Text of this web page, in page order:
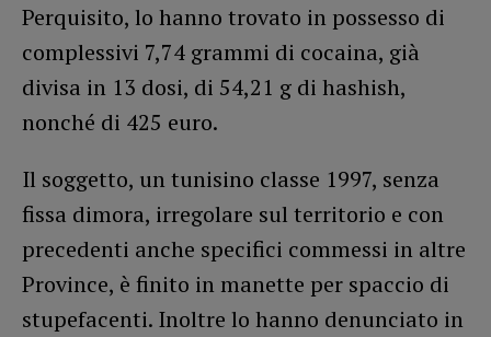
Perquisito, lo hanno trovato in possesso di
complessivi 7,74 grammi di cocaina, già
divisa in 13 dosi, di 54,21 g di hashish,
nonché di 425 euro.
Il soggetto, un tunisino classe 1997, senza
fissa dimora, irregolare sul territorio e con
precedenti anche specifici commessi in altre
Province, è finito in manette per spaccio di
stupefacenti. Inoltre lo hanno denunciato in